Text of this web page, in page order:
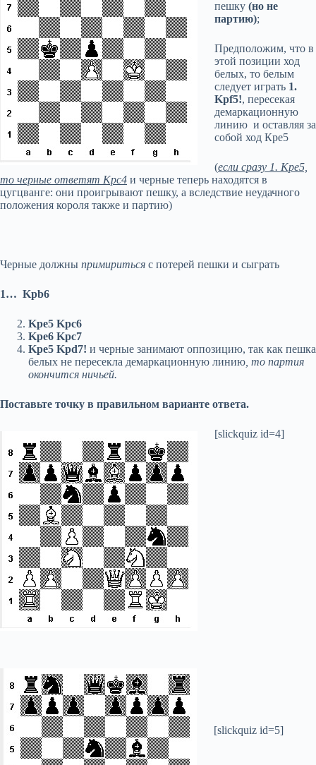
пешку (но не
партию);
Предположим, что в
этой позиции ход
белых, то белым
следует играть 1.
Kpf5!, пересекая
демаркационную
линию и оставляя за
собой ход Кре5
(если сразу 1. Кре5,
то черные ответят Крс4 и черные теперь находятся в
цугцванге: они проигрывают пешку, а вследствие неудачного
положения короля также и партию)
Черные должны примириться с потерей пешки и сыграть
1… Kpb6
Kpe5 Kpc6
Kpe6 Kpc7
Kpe5 Kpd7! и черные занимают оппозицию, так как пешка
белых не пересекла демаркационную линию то партия
окончится ничьей.
Поставьте точку в правильном варианте ответа.
[slickquiz id=4]
[slickquiz id=5]